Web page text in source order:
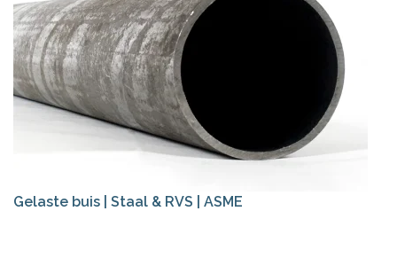
Gelaste buis | Staal & RVS | ASME